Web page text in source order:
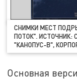
СНИМКИ МЕСТ
ПОТОК". ИСТОЧНИК:
"КАНОПУС-В",
Основная